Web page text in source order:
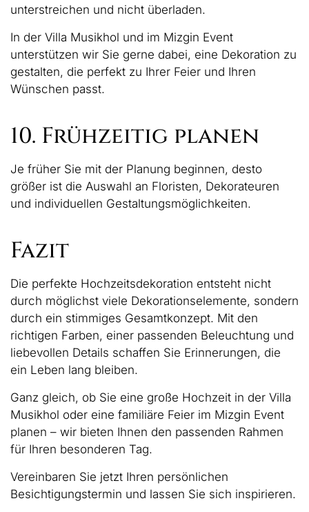
unterstreichen und nicht überladen.
In der Villa Musikhol und im Mizgin Event
unterstützen wir Sie gerne dabei, eine Dekoration zu
gestalten, die perfekt zu Ihrer Feier und Ihren
Wünschen passt.
10. Frühzeitig planen
Je früher Sie mit der Planung beginnen, desto
größer ist die Auswahl an Floristen, Dekorateuren
und individuellen Gestaltungsmöglichkeiten.
Fazit
Die perfekte Hochzeitsdekoration entsteht nicht
durch möglichst viele Dekorationselemente, sondern
durch ein stimmiges Gesamtkonzept. Mit den
richtigen Farben, einer passenden Beleuchtung und
liebevollen Details schaffen Sie Erinnerungen, die
ein Leben lang bleiben.
Ganz gleich, ob Sie eine große Hochzeit in der Villa
Musikhol oder eine familiäre Feier im Mizgin Event
planen – wir bieten Ihnen den passenden Rahmen
für Ihren besonderen Tag.
Vereinbaren Sie jetzt Ihren persönlichen
Besichtigungstermin und lassen Sie sich inspirieren.